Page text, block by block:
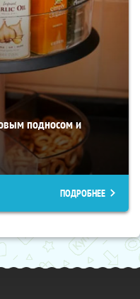
подносом и
ПОДРОБНЕЕ